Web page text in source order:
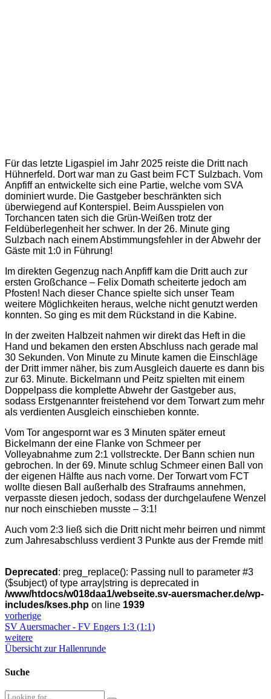
Für das letzte Ligaspiel im Jahr 2025 reiste die Dritt nach
Hühnerfeld. Dort war man zu Gast beim FCT Sulzbach. Vom
Anpfiff an entwickelte sich eine Partie, welche vom SVA
dominiert wurde. Die Gastgeber beschränkten sich
überwiegend auf Konterspiel. Beim Ausspielen von
Torchancen taten sich die Grün-Weißen trotz der
Feldüberlegenheit her schwer. In der 26. Minute ging
Sulzbach nach einem Abstimmungsfehler in der Abwehr der
Gäste mit 1:0 in Führung!
Im direkten Gegenzug nach Anpfiff kam die Dritt auch zur
ersten Großchance – Felix Domath scheiterte jedoch am
Pfosten! Nach dieser Chance spielte sich unser Team
weitere Möglichkeiten heraus, welche nicht genutzt werden
konnten. So ging es mit dem Rückstand in die Kabine.
In der zweiten Halbzeit nahmen wir direkt das Heft in die
Hand und bekamen den ersten Abschluss nach gerade mal
30 Sekunden. Von Minute zu Minute kamen die Einschläge
der Dritt immer näher, bis zum Ausgleich dauerte es dann bis
zur 63. Minute. Bickelmann und Peitz spielten mit einem
Doppelpass die komplette Abwehr der Gastgeber aus,
sodass Erstgenannter freistehend vor dem Torwart zum mehr
als verdienten Ausgleich einschieben konnte.
Vom Tor angespornt war es 3 Minuten später erneut
Bickelmann der eine Flanke von Schmeer per
Volleyabnahme zum 2:1 vollstreckte. Der Bann schien nun
gebrochen. In der 69. Minute schlug Schmeer einen Ball von
der eigenen Hälfte aus nach vorne. Der Torwart vom FCT
wollte diesen Ball außerhalb des Strafraums annehmen,
verpasste diesen jedoch, sodass der durchgelaufene Wenzel
nur noch einschieben musste – 3:1!
Auch vom 2:3 ließ sich die Dritt nicht mehr beirren und nimmt
zum Jahresabschluss verdient 3 Punkte aus der Fremde mit!
Deprecated : preg_replace(): Passing null to parameter #3
($subject) of type array|string is deprecated in
/www/htdocs/w018daa1/webseite.sv-auersmacher.de/wp-
includes/kses.php on line 1939
vorherige
SV Auersmacher - FV Engers 1:3 (1:1)
weitere
Übersicht zur Hallenrunde
Suche